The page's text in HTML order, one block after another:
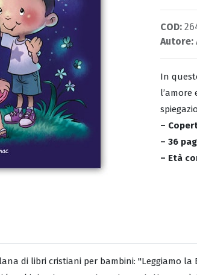
COD:
Autore:
In
l’amore
–
– 36
– Età
di libri cristiani per bambini: "Leggiamo la